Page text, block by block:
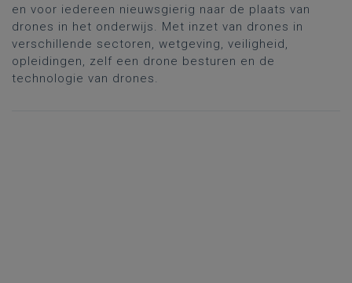
en voor iedereen nieuwsgierig naar de plaats van
drones in het onderwijs. Met inzet van drones in
verschillende sectoren, wetgeving, veiligheid,
opleidingen, zelf een drone besturen en de
technologie van drones.